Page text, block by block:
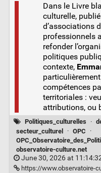
Dans le Livre
culturelle,
d’associations
professionnels
refonder
politiques
contexte,
compétences
territoriales :
attributions, ou
Politiques_culturelles ·
secteur_culturel
· OPC
·
observatoire-culture.net
June 30, 2026 at
https://www.observatoire-culture.net/